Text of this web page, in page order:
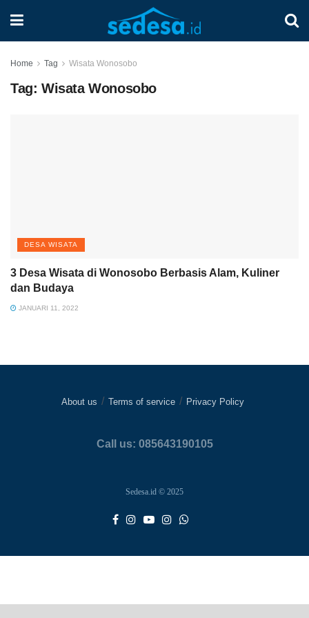
Home Tag Wisata Wonosobo
Tag: Wisata Wonosobo
DESA WISATA
3 Desa Wisata di Wonosobo Berbasis Alam, Kuliner
dan Budaya
JANUARI 11, 2022
About us Terms of service Privacy Policy
Call us: 085643190105
Sedesa.id © 2025